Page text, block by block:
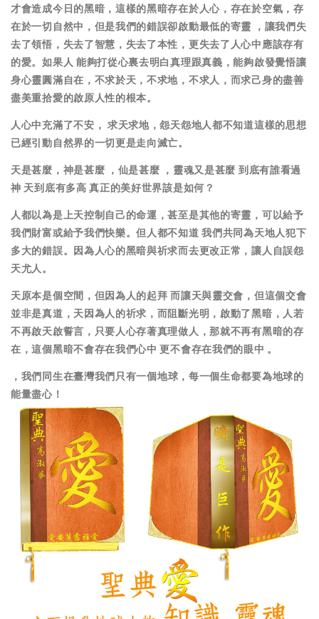
才會造成今日的黑暗，這樣的黑暗存在於人心，存在於空氣，存
在於一切自然中，但是我們的錯誤卻啟動最低的寄靈 ，讓我們失
去了領悟，失去了智慧，失去了本性，更失去了人心中應該存有
的愛。如果人 能夠打從心裏去明白真理跟真義，能夠啟發覺悟讓
身心靈圓滿自在，不求於天，不求地，不求人，而求己身的盡善
盡美重拾愛的啟原人性的根本。
人心中充滿了不安， 求天求地，怨天怨地人都不知道這樣的思想
已經引動自然界的一切更是走向滅亡。
天是甚麼，神是甚麼 ，仙是甚麼 ，靈魂又是甚麼 到底有誰看過
神 天到底有多高 真正的美好世界該是如何？
人都以為是上天控制自己的命運，甚至是其他的寄靈，可以給予
我們財富或給予我們快樂。但人都不知道 我們共同為天地人犯下
多大的錯誤。因為人心的黑暗與祈求而去更改正常，讓人自誤怨
天尤人。
天原本是個空間，但因為人的起拜 而讓天與靈交會，但這個交會
並非是真道，天因為人的祈求，而阻斷光明，啟動了黑暗，人若
不再啟天啟誓言，只要人心存著真理做人，那就不再有黑暗的存
在，這個黑暗不會存在我們心中 更不會存在我們的眼中 。
， 我們同生在臺灣我們只有一個地球 ， 每一個生命都要為地球的
能量盡心！